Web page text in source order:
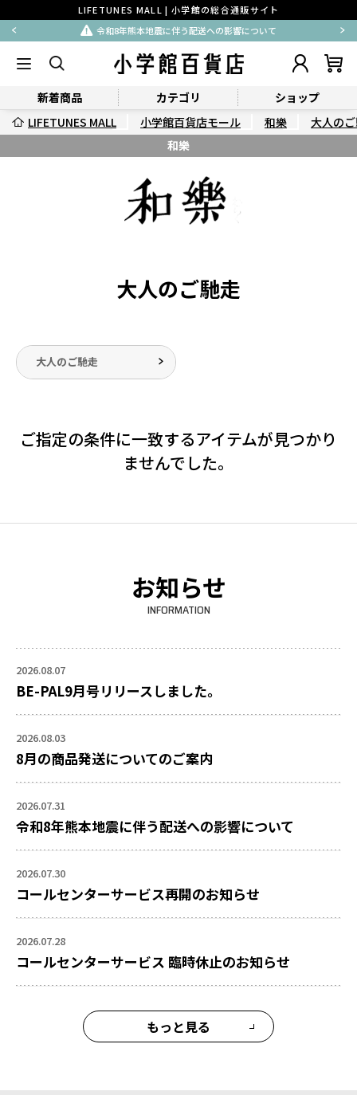
LIFETUNES MALL | 小学館の総合通販サイト
令和8年熊本地震に伴う配送への影響について
新着商品 カテゴリ
ショップ
LIFETUNES MALL
小学館百貨店モール 和樂
大人の
和樂
大人のご馳走
大人のご馳走
ご指定の条件に一致するアイテムが見つかり
ませんでした。
お知らせ
INFORMATION
2026.08.07
BE-PAL9月号リリースしました。
2026.08.03
8月の商品発送についてのご案内
2026.07.31
令和8年熊本地震に伴う配送への影響について
2026.07.30
コールセンターサービス再開のお知らせ
2026.07.28
コールセンターサービス 臨時休止のお知らせ
もっと見る